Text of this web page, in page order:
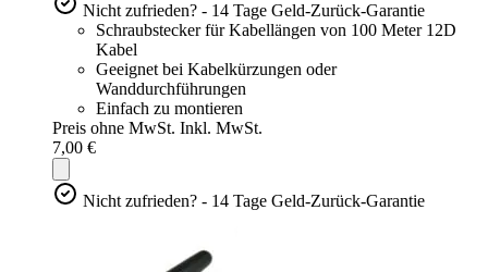
Nicht zufrieden? - 14 Tage Geld-Zurück-Garantie
Schraubstecker für Kabellängen von 100 Meter 12D
Kabel
Geeignet bei Kabelkürzungen oder
Wanddurchführungen
Einfach zu montieren
Preis ohne MwSt. Inkl. MwSt.
7,00 €
Nicht zufrieden? - 14 Tage Geld-Zurück-Garantie